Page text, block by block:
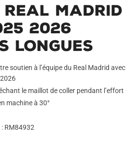
Madrid
2026
Longues
soutien à l’équipe du Real Madrid avec
le maillot de coller pendant l’effort
machine à 30°
RM84932